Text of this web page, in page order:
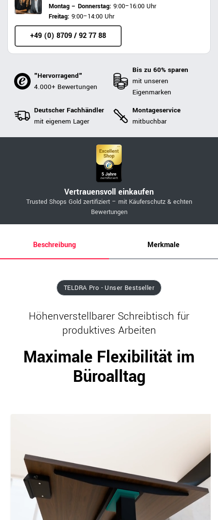
Montag – Donnerstag: 9:00–16:00 Uhr
Freitag: 9:00–14:00 Uhr
+49 (0) 8709 / 92 77 88
"Hervorragend"
4.000+ Bewertungen
Bis zu 60% sparen
mit unseren
Eigenmarken
Deutscher Fachhändler
mit eigenem Lager
Montageservice
mitbuchbar
Vertrauensvoll einkaufen
Trusted Shops Gold zertifiziert – mit Käuferschutz & echten
Bewertungen
Beschreibung Merkmale
TELDRA Pro - Unser Bestseller
Höhenverstellbarer Schreibtisch für
produktives Arbeiten
Maximale Flexibilität im
Büroalltag